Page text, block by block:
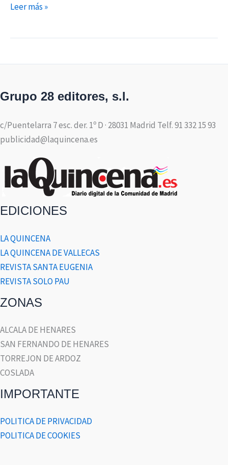
Leer más »
Grupo 28 editores, s.l.
c/Puentelarra 7 esc. der. 1º D · 28031 Madrid Telf. 91 332 15 93
publicidad@laquincena.es
EDICIONES
LA QUINCENA
LA QUINCENA DE VALLECAS
REVISTA SANTA EUGENIA
REVISTA SOLO PAU
ZONAS
ALCALA DE HENARES
SAN FERNANDO DE HENARES
TORREJON DE ARDOZ
COSLADA
IMPORTANTE
POLITICA DE PRIVACIDAD
POLITICA DE COOKIES